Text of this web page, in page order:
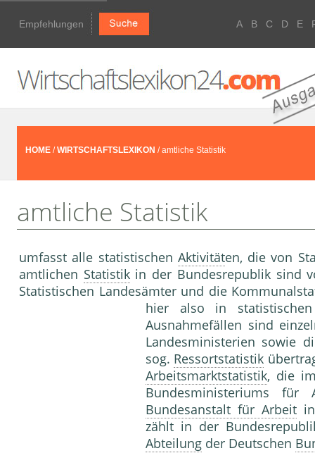
Empfehlungen A B C D E
HOME /WIRTSCHAFTSLEXIKON / amtliche Statistik
amtliche Statistik
umfasst alle statistischen Aktivitäten, die von
amtlichen Statistikin der Bundesrepublik sind
Statistischen Landesämter und die
hier also in
Ausnahmefällen sind
Landesministerien sowie
sog. Ressortstatistik
Arbeitsmarktstatistik, die
Bundesministeriums für
Bundesanstalt für Arbeitin
zählt in der
Abteilung der Deutschen